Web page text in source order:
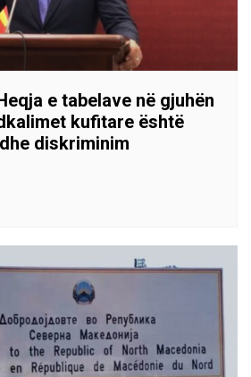
e tabelave në gjuhën
kufitare është
diskriminim